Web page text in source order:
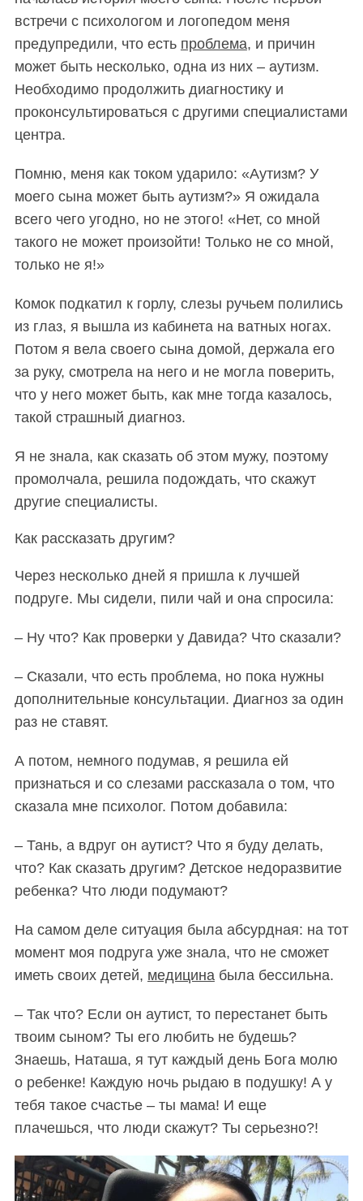
встречи с психологом и логопедом меня
предупредили, что есть проблема, и причин
может быть несколько, одна из них – аутизм.
Необходимо продолжить диагностику и
проконсультироваться с другими специалистами
центра.
Помню, меня как током ударило: «Аутизм? У
моего сына может быть аутизм?» Я ожидала
всего чего угодно, но не этого! «Нет, со мной
такого не может произойти! Только не со мной,
только не я!»
Комок подкатил к горлу, слезы ручьем полились
из глаз, я вышла из кабинета на ватных ногах.
Потом я вела своего сына домой, держала его
за руку, смотрела на него и не могла поверить,
что у него может быть, как мне тогда казалось,
такой страшный диагноз.
Я не знала, как сказать об этом мужу, поэтому
промолчала, решила подождать, что скажут
другие специалисты.
Как рассказать другим?
Через несколько дней я пришла к лучшей
подруге. Мы сидели, пили чай и она спросила:
– Ну что? Как проверки у Давида? Что сказали?
– Сказали, что есть проблема, но пока нужны
дополнительные консультации. Диагноз за один
раз не ставят.
А потом, немного подумав, я решила ей
признаться и со слезами рассказала о том, что
сказала мне психолог. Потом добавила:
– Тань, а вдруг он аутист? Что я буду делать,
что? Как сказать другим? Детское недоразвитие
ребенка? Что люди подумают?
На самом деле ситуация была абсурдная: на тот
момент моя подруга уже знала, что не сможет
иметь своих детей, медицинабыла бессильна.
– Так что? Если он аутист, то перестанет быть
твоим сыном? Ты его любить не будешь?
Знаешь, Наташа, я тут каждый день Бога молю
о ребенке! Каждую ночь рыдаю в подушку! А у
тебя такое счастье – ты мама! И еще
плачешься, что люди скажут? Ты серьезно?!